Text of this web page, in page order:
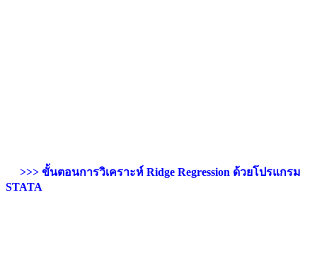
>>> ขั้นตอนการวิเคราะห์ Ridge Regression ด้วยโปรแกรม
STATA